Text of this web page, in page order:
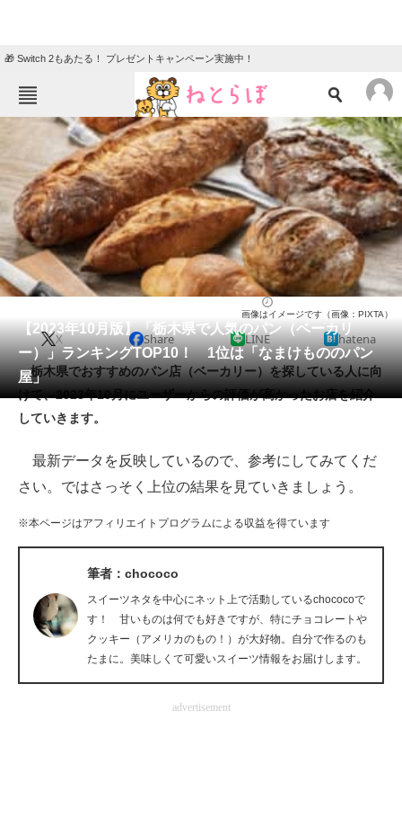
🎁 Switch 2もあたる！ プレゼントキャンペーン実施中！
ねとらぼメニュー
ニュース
エンタメ クイズ
グルメ 地域
住まい 教育・育児
動物 リサーチ
会員記事
メディア
注目記事を集めた総合ページ
スマホと通信の最新トレンド
進化するPCとデバイスの未来
ビジネスと働き方のヒント
AI活用のいまが分かる
経営リーダーのコミュニティ
【2023年10月版】「栃木県で人気のパン（ベーカリ
ー）」ランキングTOP10！ 1位は「なまけもののパン
屋」
画像はイメージです（画像：PIXTA）
X Share LINE hatena
栃木県でおすすめのパン店（ベーカリー）を探している人に向
けて、2023年10月にユーザーからの評価が高かったお店を紹介
していきます。
最新データを反映しているので、参考にしてみてくだ
さい。ではさっそく上位の結果を見ていきましょう。
※本ページはアフィリエイトプログラムによる収益を得ています
筆者：chococo
スイーツネタを中心にネット上で活動しているchococoで
す！ 甘いものは何でも好きですが、特にチョコレートや
クッキー（アメリカのもの！）が大好物。自分で作るのも
たまに。美味しくて可愛いスイーツ情報をお届けします。
advertisement